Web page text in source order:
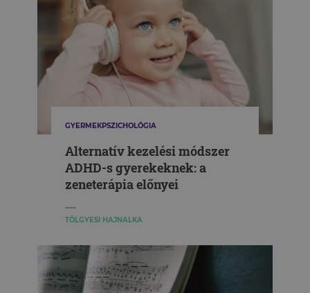
GYERMEKPSZICHOLÓGIA
Alternatív kezelési módszer
ADHD-s gyerekeknek: a
zeneterápia előnyei
TÖLGYESI HAJNALKA